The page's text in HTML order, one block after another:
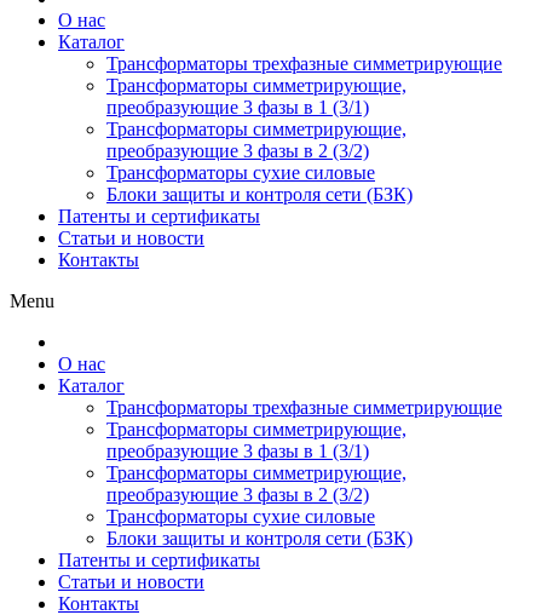
О нас
Каталог
Трансформаторы трехфазные симметрирующие
Трансформаторы симметрирующие,
преобразующие 3 фазы в 1 (3/1)
Трансформаторы симметрирующие,
преобразующие 3 фазы в 2 (3/2)
Трансформаторы сухие силовые
Блоки защиты и контроля сети (БЗК)
Патенты и сертификаты
Статьи и новости
Контакты
Menu
О нас
Каталог
Трансформаторы трехфазные симметрирующие
Трансформаторы симметрирующие,
преобразующие 3 фазы в 1 (3/1)
Трансформаторы симметрирующие,
преобразующие 3 фазы в 2 (3/2)
Трансформаторы сухие силовые
Блоки защиты и контроля сети (БЗК)
Патенты и сертификаты
Статьи и новости
Контакты